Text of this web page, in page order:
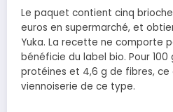
Le paquet contient cinq
euros en supermarché, et
Yuka. La recette ne comporte
bénéficie du label bio. Pour
protéines et 4,6 g de fibres, ce
viennoiserie de ce type.